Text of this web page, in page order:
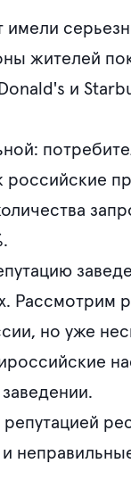
жителей
и
российские
Рассмотрим
но уже